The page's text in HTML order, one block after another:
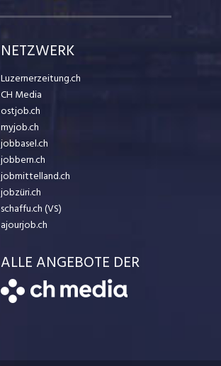
NETZWERK
Luzernerzeitung.ch
CH Media
ostjob.ch
myjob.ch
jobbasel.ch
jobbern.ch
jobmittelland.ch
jobzüri.ch
schaffu.ch (VS)
ajourjob.ch
ALLE ANGEBOTE DER